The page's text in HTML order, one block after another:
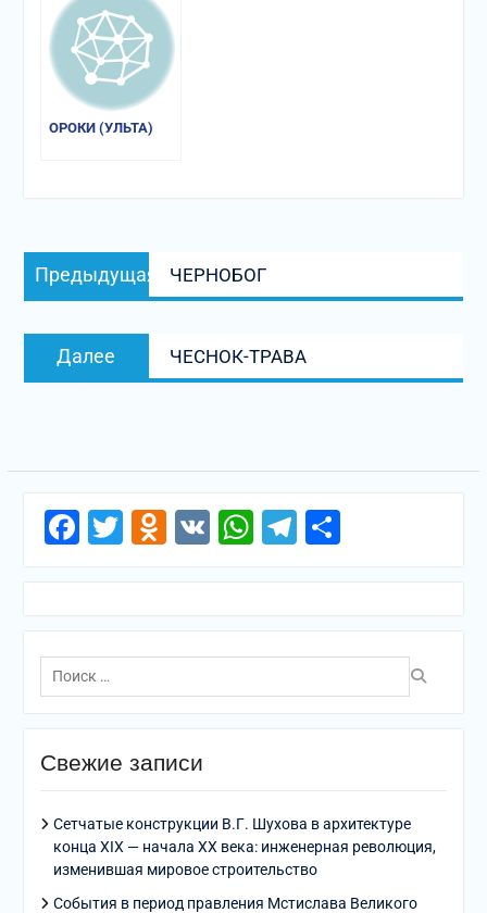
ОРОКИ (УЛЬТА)
Навигация
по
Предыдущая
запись:
ЧЕРНОБОГ
Далее
запись:
ЧЕСНОК-ТРАВА
Facebook
Twitter
Odnoklassniki
VKWhatsApp
Telegram
Поиск
по:
Свежие записи
Сетчатые конструкции В.Г. Шухова в архитектуре
конца XIX — начала XX века: инженерная революция,
изменившая мировое строительство
События в период правления Мстислава Великого